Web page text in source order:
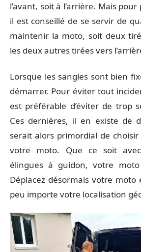
l’avant, soit à l’arrière. Mais
il est conseillé de se servir de
maintenir la moto, soit deux
les deux autres tirées vers
Lorsque les sangles sont bien
démarrer. Pour éviter tout
est préférable d’éviter de trop
Ces dernières, il en existe de
serait alors primordial de choisir
votre moto. Que ce soit
élingues à guidon, votre
Déplacez désormais votre
peu importe votre localisation